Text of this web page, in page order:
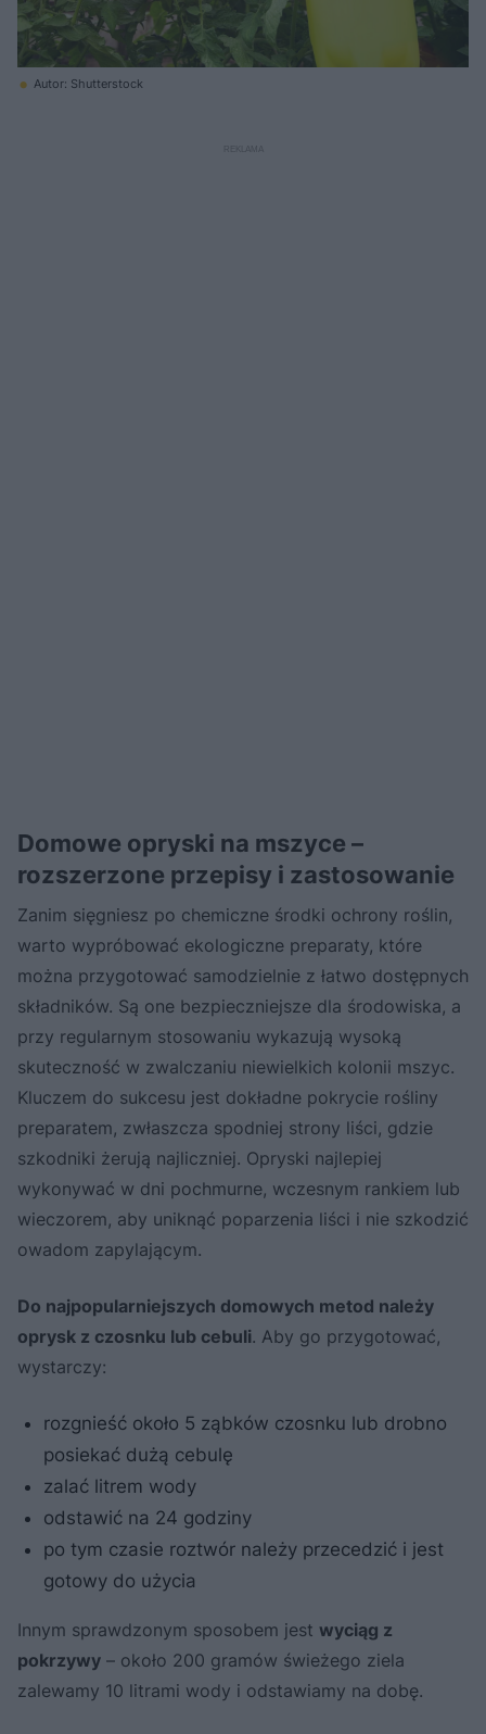
Autor: Shutterstock
Domowe opryski na mszyce –
rozszerzone przepisy i zastosowanie
Zanim sięgniesz po chemiczne środki ochrony roślin,
warto wypróbować ekologiczne preparaty, które
można przygotować samodzielnie z łatwo dostępnych
składników. Są one bezpieczniejsze dla środowiska, a
przy regularnym stosowaniu wykazują wysoką
skuteczność w zwalczaniu niewielkich kolonii mszyc.
Kluczem do sukcesu jest dokładne pokrycie rośliny
preparatem, zwłaszcza spodniej strony liści, gdzie
szkodniki żerują najliczniej. Opryski najlepiej
wykonywać w dni pochmurne, wczesnym rankiem lub
wieczorem, aby uniknąć poparzenia liści i nie szkodzić
owadom zapylającym.
Do najpopularniejszych domowych metod należy
oprysk z czosnku lub cebuli. Aby go przygotować,
wystarczy:
rozgnieść około 5 ząbków czosnku lub drobno
posiekać dużą cebulę
zalać litrem wody
odstawić na 24 godziny
po tym czasie roztwór należy przecedzić i jest
gotowy do użycia
Innym sprawdzonym sposobem jest wyciąg z
pokrzywy – około 200 gramów świeżego ziela
zalewamy 10 litrami wody i odstawiamy na dobę.